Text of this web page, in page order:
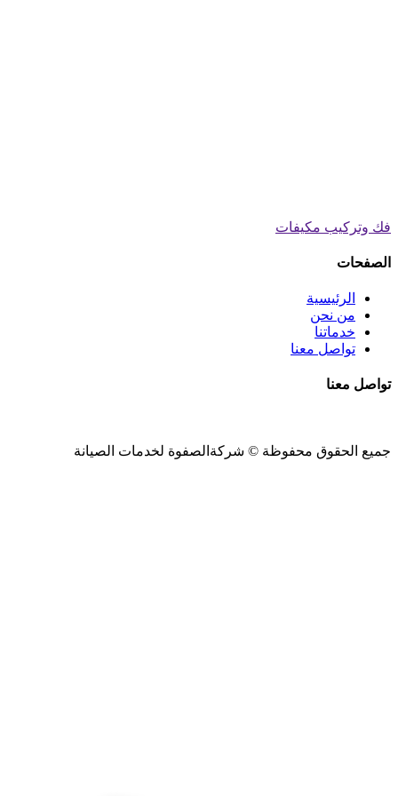
فك وتركيب مكيفات
الصفحات
الرئيسية
من نحن
خدماتنا
تواصل معنا
تواصل معنا
جميع الحقوق محفوظة © شركةالصفوة لخدمات الصيانة